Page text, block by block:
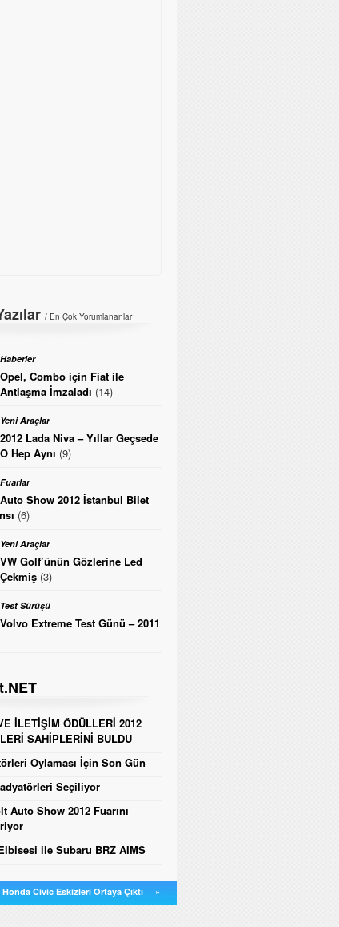
/ En Çok Yorumlananlar
Haberler
Opel, Combo için Fiat ile
Antlaşma İmzaladı (14)
Yeni Araçlar
2012 Lada Niva – Yıllar Geçsede
O Hep Aynı (9)
Fuarlar
Auto Show 2012 İstanbul Bilet
(6)
Yeni Araçlar
VW Golf’ünün Gözlerine Led
Çekmiş (3)
Test Sürüşü
Volvo Extreme Test Günü – 2011
İLETİŞİM ÖDÜLLERİ 2012
SAHİPLERİNİ BULDU
Oylaması İçin Son Gün
Seçiliyor
Auto Show 2012 Fuarını
ile Subaru BRZ AIMS
Honda Civic Eskizleri Ortaya Çıktı »